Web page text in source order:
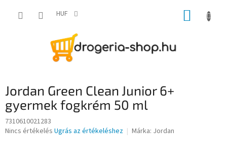
HUF KOSÁR
Jordan Green Clean Junior 6+
gyermek fogkrém 50 ml
7310610021283
A
Nincs értékelés Ugrás az értékeléshez Márka: Jordan